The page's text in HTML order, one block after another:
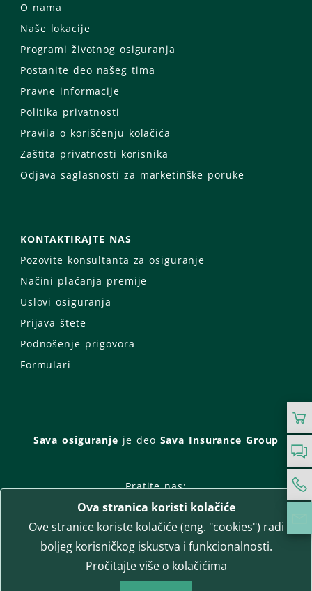
O nama
Naše lokacije
Programi životnog osiguranja
Postanite deo našeg tima
Pravne informacije
Politika privatnosti
Pravila o korišćenju kolačića
Zaštita privatnosti korisnika
Odjava saglasnosti za marketinške poruke
KONTAKTIRAJTE NAS
Pozovite konsultanta za osiguranje
Načini plaćanja premije
Uslovi osiguranja
Prijava štete
Podnošenje prigovora
Formulari
Sava osiguranje je deo Sava Insurance Group
Pratite nas:
Facebook
Instagram
LinkedIn
Twitter
YouTube
WhatsApp
T-media d.o.o. | napredne komunikacije
Ova stranica koristi kolačiće
Ove stranice koriste kolačiće (eng. "cookies") radi
boljeg korisničkog iskustva i funkcionalnosti.
Pročitajte više o kolačićima